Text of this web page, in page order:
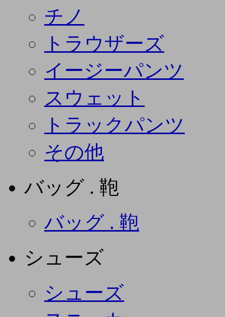
チノ
トラウザーズ
イージーパンツ
スウェット
トラックパンツ
その他
バッグ . 鞄
バッグ . 鞄
シューズ
シューズ